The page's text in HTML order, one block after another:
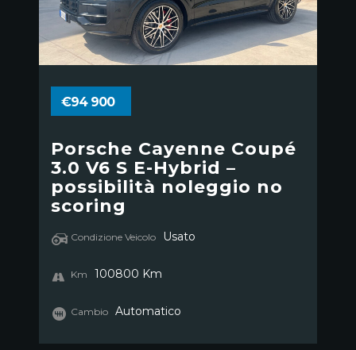
€94 900
Porsche Cayenne Coupé
3.0 V6 S E-Hybrid –
possibilità noleggio no
scoring
Condizione Veicolo Usato
Km 100800 Km
Cambio Automatico